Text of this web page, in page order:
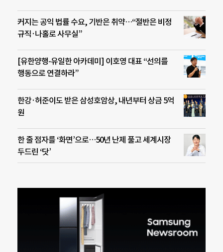
커지는 공익 법률 수요, 기반은 취약…“절반은 비정
규직·나홀로 사무실”
[유한양행-유일한 아카데미] 이호영 대표 “선의를
행동으로 연결하라”
한강·허준이도 받은 삼성호암상, 내년부터 상금 5억
원
한 줄 점자를 ‘화면’으로…50년 난제 풀고 세계시장
두드린 ‘닷’